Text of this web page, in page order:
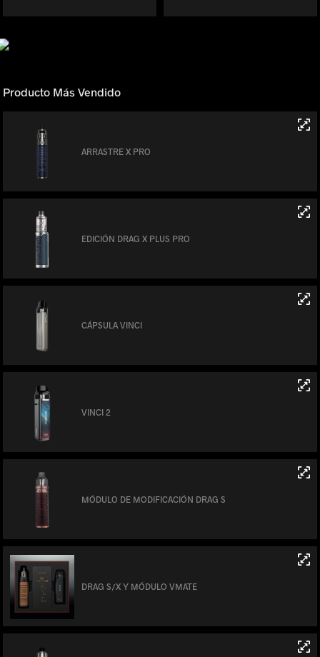
Producto Más Vendido
ARRASTRE X PRO
EDICIÓN DRAG X PLUS PRO
CÁPSULA VINCI
VINCI 2
MÓDULO DE MODIFICACIÓN DRAG S
DRAG S/X Y MÓDULO VMATE